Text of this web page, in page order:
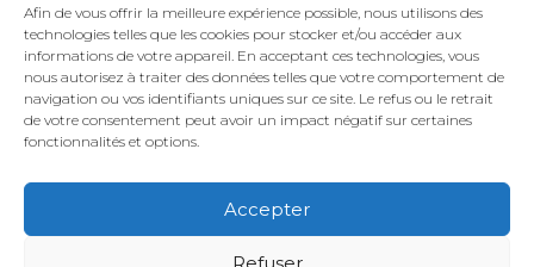
Afin de vous offrir la meilleure expérience possible, nous utilisons des
technologies telles que les cookies pour stocker et/ou accéder aux
informations de votre appareil. En acceptant ces technologies, vous
nous autorisez à traiter des données telles que votre comportement de
navigation ou vos identifiants uniques sur ce site. Le refus ou le retrait
de votre consentement peut avoir un impact négatif sur certaines
fonctionnalités et options.
Accepter
Refuser
Instagram
Mentions légales
Politique de confidentialité
Politique en matière de cookies
Entretenir votre meuble
Subventions